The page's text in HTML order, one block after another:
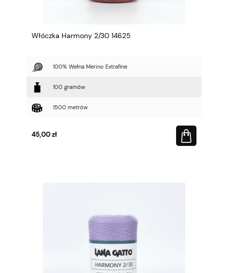
Włóczka Harmony 2/30 14625
100% Wełna Merino Extrafine
100 gramów
1500 metrów
45,00 zł